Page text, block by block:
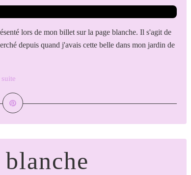
lors de mon billet sur la page blanche. Il s'agit de
depuis quand j'avais cette belle dans mon jardin de